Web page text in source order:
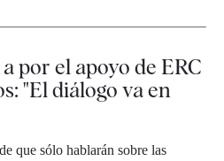
por el apoyo de ERC
"El diálogo va en
que sólo hablarán sobre las